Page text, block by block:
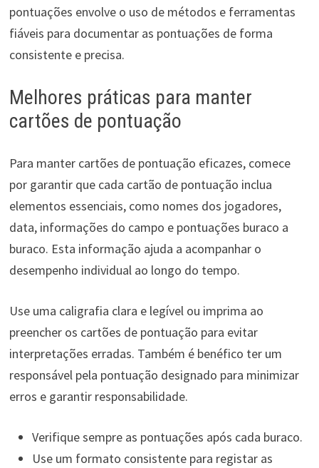
pontuações envolve o uso de métodos e ferramentas
fiáveis para documentar as pontuações de forma
consistente e precisa.
Melhores práticas para manter
cartões de pontuação
Para manter cartões de pontuação eficazes, comece
por garantir que cada cartão de pontuação inclua
elementos essenciais, como nomes dos jogadores,
data, informações do campo e pontuações buraco a
buraco. Esta informação ajuda a acompanhar o
desempenho individual ao longo do tempo.
Use uma caligrafia clara e legível ou imprima ao
preencher os cartões de pontuação para evitar
interpretações erradas. Também é benéfico ter um
responsável pela pontuação designado para minimizar
erros e garantir responsabilidade.
Verifique sempre as pontuações após cada buraco.
Use um formato consistente para registar as